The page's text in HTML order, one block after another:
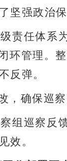
坚强政治保
责任体系
环管理。
反弹。
，确保巡
组巡察反
效。